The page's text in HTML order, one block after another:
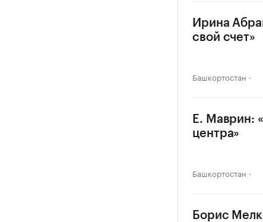
Ирина
свой счет»
Башкортостан
Е. Маврин:
центра»
Башкортостан
Борис